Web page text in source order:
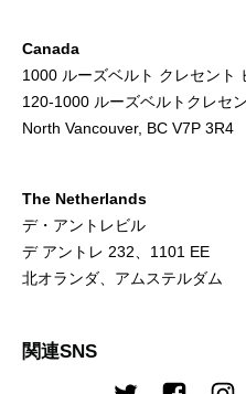
Canada
1000 ルーズベルト クレセント
120-1000 ルーズベルトクレセ
North Vancouver, BC V7P 3R4
The Netherlands
デ・アントレビル
デ アントレ 232、1101 EE
北オランダ、アムステルダム
関連SNS